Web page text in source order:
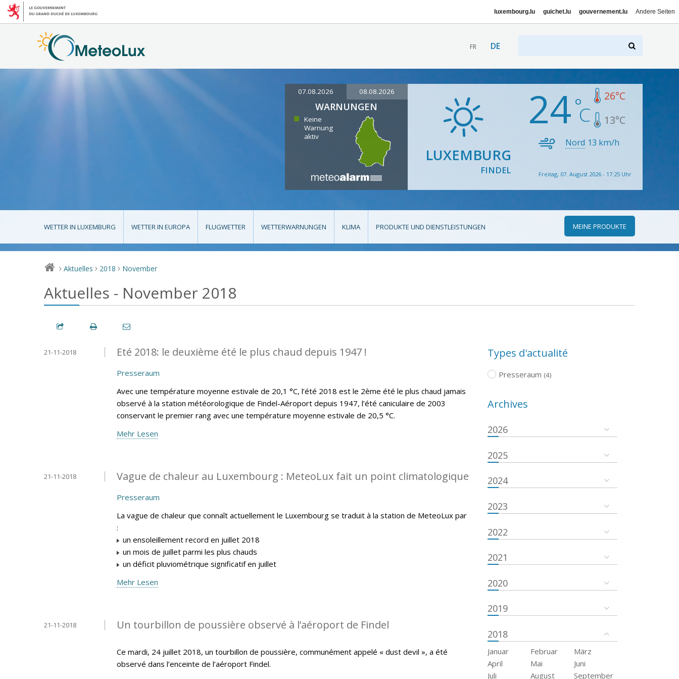
luxembourg.lu guichet.lu gouvernement.lu Andere Seiten
FR DE
07.08.2026 08.08.2026
WARNUNGEN
Keine
Warnung
aktiv
LUXEMBURG
FINDEL
24 26°C
13°C
Nord 13 km/h
Freitag, 07. August 2026 - 17:25 Uhr
WETTER IN LUXEMBURG WETTER IN EUROPA FLUGWETTER WETTERWARNUNGEN KLIMA PRODUKTE UND DIENSTLEISTUNGEN MEINE PRODUKTE
> Aktuelles > 2018 > November
Aktuelles - November 2018
Eté 2018: le deuxième été le plus chaud depuis 1947 !
21-11-2018
Presseraum
Avec une température moyenne estivale de 20,1 °C, l’été 2018 est le 2ème été le plus chaud jamais
observé à la station météorologique de Findel-Aéroport depuis 1947, l’été caniculaire de 2003
conservant le premier rang avec une température moyenne estivale de 20,5 °C.
Mehr Lesen
Vague de chaleur au Luxembourg : MeteoLux fait un point climatologique
21-11-2018
Presseraum
La vague de chaleur que connaît actuellement le Luxembourg se traduit à la station de MeteoLux par
:
un ensoleillement record en juillet 2018
un mois de juillet parmi les plus chauds
un déficit pluviométrique significatif en juillet
Mehr Lesen
Un tourbillon de poussière observé à l’aéroport de Findel
21-11-2018
Ce mardi, 24 juillet 2018, un tourbillon de poussière, communément appelé « dust devil », a été
observé dans l’enceinte de l’aéroport Findel.
Types d'actualité
Presseraum (4)
Archives
2026
2025
2024
2023
2022
2021
2020
2019
2018
Januar Februar
März
April
Mai
Juni
Juli
August September